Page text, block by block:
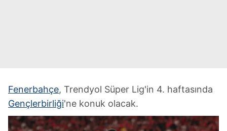
Fenerbahçe, Trendyol Süper Lig'in 4. haftasında
Gençlerbirliği'ne konuk olacak.